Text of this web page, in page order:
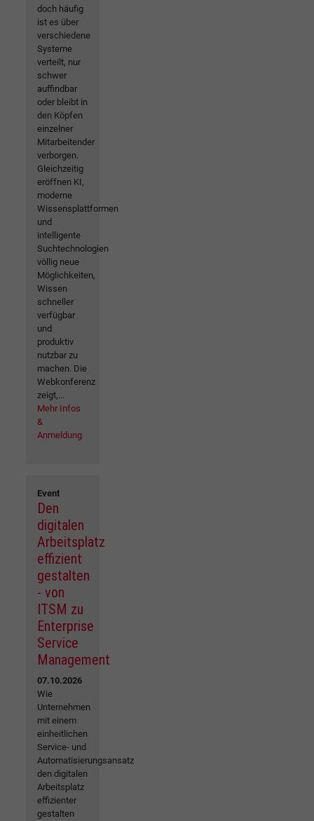
doch häufig
ist es über
verschiedene
Systeme
verteilt, nur
schwer
auffindbar
oder bleibt in
den Köpfen
einzelner
Mitarbeitender
verborgen.
Gleichzeitig
eröffnen KI,
moderne
Wissensplattformen
und
intelligente
Suchtechnologien
völlig neue
Möglichkeiten,
Wissen
schneller
verfügbar
und
produktiv
nutzbar zu
machen. Die
Webkonferenz
zeigt,...
Mehr Infos
&
Anmeldung
Event
Den
digitalen
Arbeitsplatz
effizient
gestalten
- von
ITSM zu
Enterprise
Service
Management
07.10.2026
Wie
Unternehmen
mit einem
einheitlichen
Service- und
Automatisierungsansatz
den digitalen
Arbeitsplatz
effizienter
gestalten